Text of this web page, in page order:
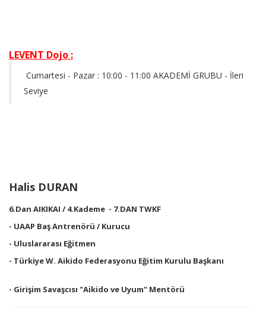
LEVENT Dojo :
Cumartesi - Pazar : 10:00 - 11:00 AKADEMİ GRUBU - İleri
Seviye
Halis DURAN
6.Dan AIKIKAI / 4.Kademe - 7.DAN TWKF
- UAAP Baş Antrenörü / Kurucu
- Uluslararası Eğitmen
- Türkiye W. Aikido Federasyonu Eğitim Kurulu Başkanı
- Girişim Savaşcısı "Aikido ve Uyum" Mentörü